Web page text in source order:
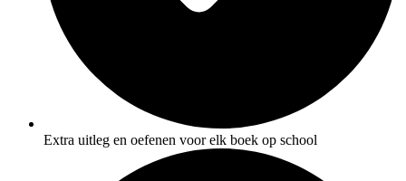
Extra uitleg en oefenen voor elk boek op school